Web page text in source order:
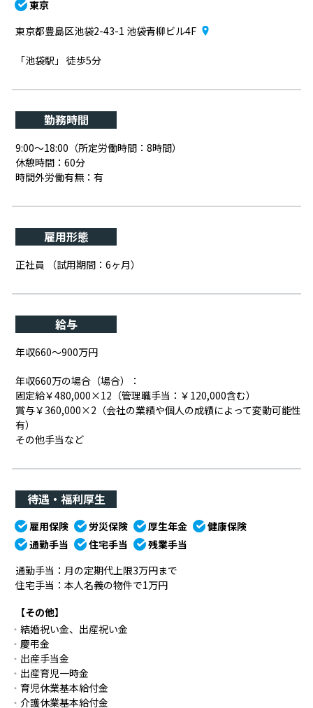
東京
東京都豊島区池袋2-43-1 池袋青柳ビル4F
「池袋駅」 徒歩5分
勤務時間
9:00～18:00（所定労働時間：8時間）
休憩時間：60分
時間外労働有無：有
雇用形態
正社員 （試用期間：6ヶ月）
給与
年収660～900万円
年収660万の場合（場合）：
固定給￥480,000×12（管理職手当：￥120,000含む）
賞与￥360,000×2（会社の業績や個人の成績によって変動可能性
有）
その他手当など
待遇・福利厚生
雇用保険 労災保険 厚生年金
健康保険
通勤手当
住宅手当
残業手当
通勤手当：月の定期代上限3万円まで
住宅手当：本人名義の物件で1万円
【その他】
結婚祝い金、出産祝い金
慶弔金
出産手当金
出産育児一時金
育児休業基本給付金
介護休業基本給付金